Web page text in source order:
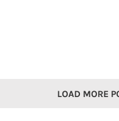
LOAD MORE